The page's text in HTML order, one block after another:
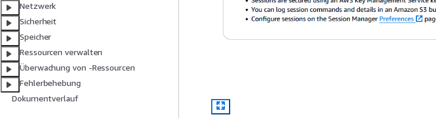
Netzwerk
Sicherheit
Speicher
Ressourcen verwalten
Überwachung von -Ressourcen
Fehlerbehebung
Dokumentverlauf